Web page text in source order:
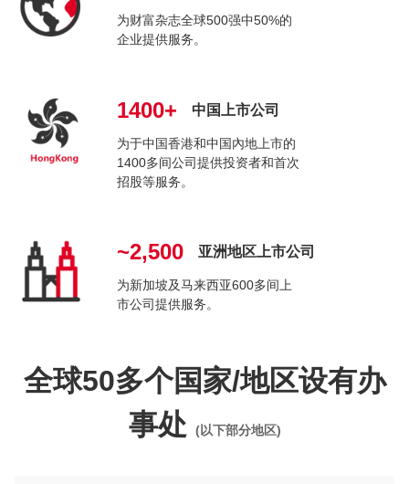
为财富杂志全球500强中50%的
企业提供服务。
1400+ 中国上市公司
为于中国香港和中国內地上市的
1400多间公司提供投资者和首次
招股等服务。
~2,500 亚洲地区上市公司
为新加坡及马来西亚600多间上
市公司提供服务。
全球50多个国家/地区设有办
事处
(以下部分地区)